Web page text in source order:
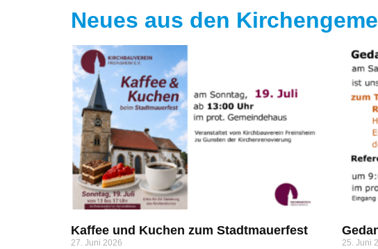
Neues aus den
Kaffee und Kuchen zum Stadtmauerfest
27. Juni 2026 25. Juni